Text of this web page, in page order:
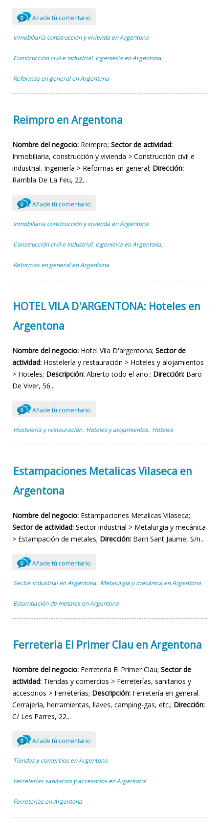
0 Añade tú comentario
Inmobiliaria construcción y vivienda en Argentona ,
Construcción civil e industrial. Ingeniería en Argentona ,
Reformas en general en Argentona
Reimpro en Argentona
Nombre del negocio: Reimpro; Sector de actividad:
Inmobiliaria, construcción y vivienda > Construcción civil e
industrial. Ingeniería > Reformas en general; Dirección:
Rambla De La Feu, 22...
0 Añade tú comentario
Inmobiliaria construcción y vivienda en Argentona ,
Construcción civil e industrial. Ingeniería en Argentona ,
Reformas en general en Argentona
HOTEL VILA D'ARGENTONA: Hoteles en
Argentona
Nombre del negocio: Hotel Vila D'argentona; Sector de
actividad: Hostelería y restauración > Hoteles y alojamientos
> Hoteles; Descripción: Abierto todo el año.; Dirección: Baro
De Viver, 56...
0 Añade tú comentario
Hostelería y restauración , Hoteles y alojamientos , Hoteles
Estampaciones Metalicas Vilaseca en
Argentona
Nombre del negocio: Estampaciones Metalicas Vilaseca;
Sector de actividad: Sector industrial > Metalurgia y mecánica
> Estampación de metales; Dirección: Barri Sant Jaume, S/n...
0 Añade tú comentario
Sector industrial en Argentona , Metalurgia y mecánica en Argentona ,
Estampación de metales en Argentona
Ferreteria El Primer Clau en Argentona
Nombre del negocio: Ferreteria El Primer Clau; Sector de
actividad: Tiendas y comercios > Ferreterías, sanitarios y
accesorios > Ferreterías; Descripción: Ferretería en general.
Cerrajería, herramientas, llaves, camping-gas, etc.; Dirección:
C/ Les Parres, 22...
0 Añade tú comentario
Tiendas y comercios en Argentona ,
Ferreterías sanitarios y accesorios en Argentona ,
Ferreterías en Argentona